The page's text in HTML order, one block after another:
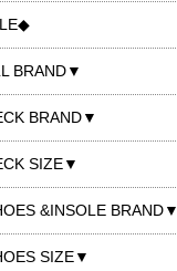
BRAND▼
BRAND▼
SIZE▼
&INSOLE BRAND▼
SIZE▼